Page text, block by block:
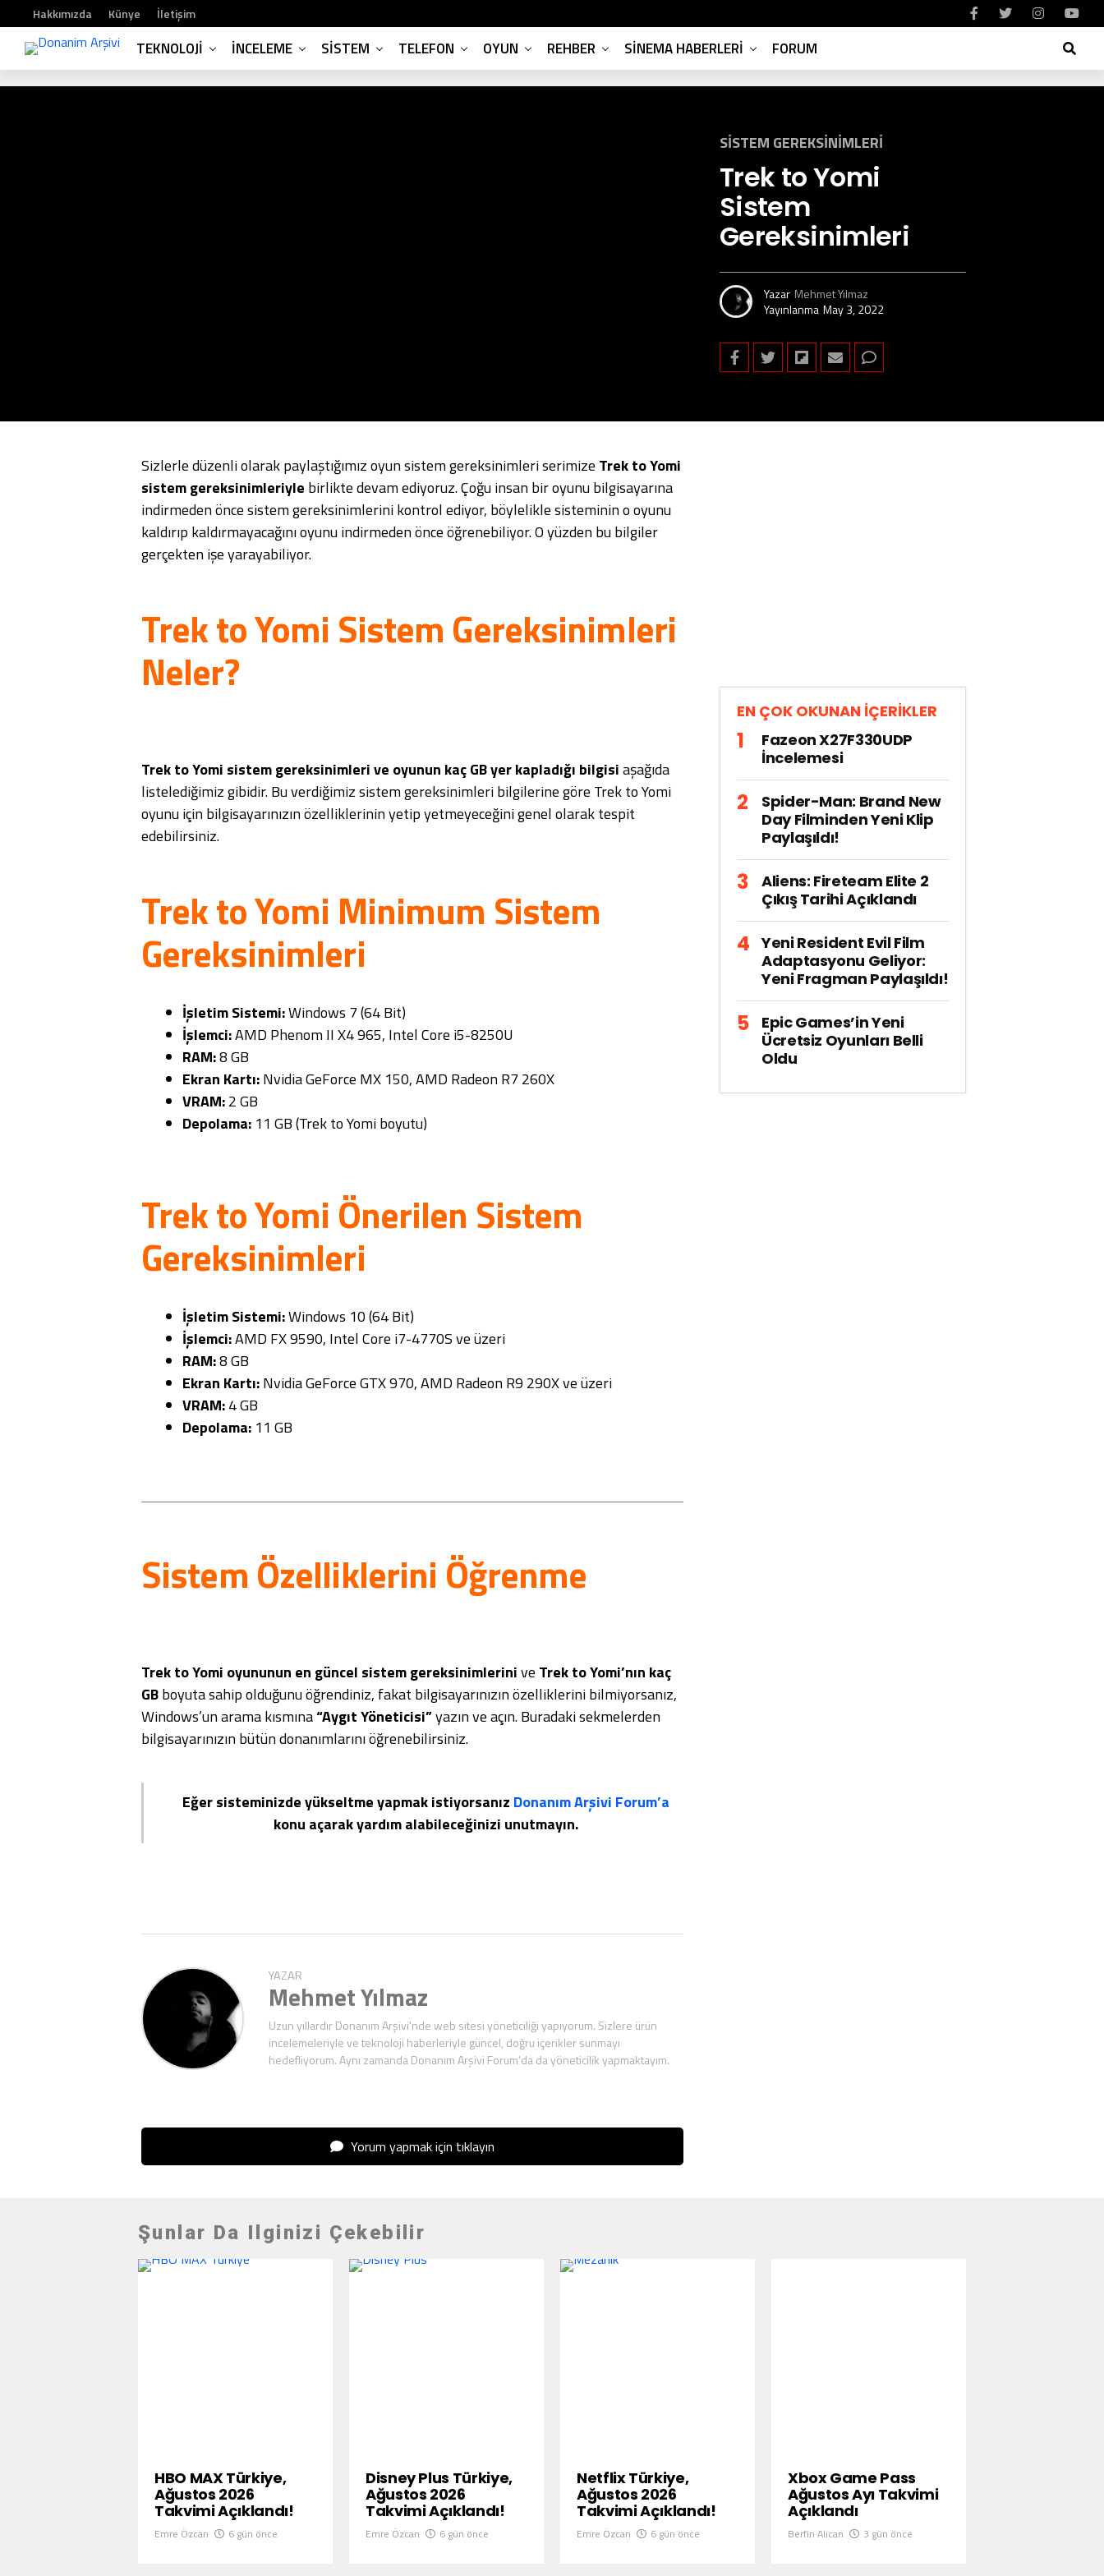
Hakkımızda Künye İletişim
TEKNOLOJI İNCELEME SISTEM TELEFON OYUN REHBER SINEMA HABERLERI FORUM
SISTEM GEREKSINIMLERI
Trek to Yomi
Sistem
Gereksinimleri
Yazar Mehmet Yılmaz
Yayınlanma May 3, 2022
Sizlerle düzenli olarak paylaştığımız oyun sistem gereksinimleri serimize Trek to Yomi
sistem gereksinimleriyle birlikte devam ediyoruz. Çoğu insan bir oyunu bilgisayarına
indirmeden önce sistem gereksinimlerini kontrol ediyor, böylelikle sisteminin o oyunu
kaldırıp kaldırmayacağını oyunu indirmeden önce öğrenebiliyor. O yüzden bu bilgiler
gerçekten işe yarayabiliyor.
Trek to Yomi Sistem Gereksinimleri
Neler?
Trek to Yomi sistem gereksinimleri ve oyunun kaç GB yer kapladığı bilgisiaşağıda
listelediğimiz gibidir. Bu verdiğimiz sistem gereksinimleri bilgilerine göre Trek to Yomi
oyunu için bilgisayarınızın özelliklerinin yetip yetmeyeceğini genel olarak tespit
edebilirsiniz.
Trek to Yomi Minimum Sistem
Gereksinimleri
İşletim Sistemi:Windows 7 (64 Bit)
İşlemci:AMD Phenom II X4 965, Intel Core i5-8250U
RAM:8 GB
Ekran Kartı:Nvidia GeForce MX 150, AMD Radeon R7 260X
VRAM:2 GB
Depolama: 11 GB (Trek to Yomi boyutu)
Trek to Yomi Önerilen Sistem
Gereksinimleri
İşletim Sistemi:Windows 10 (64 Bit)
İşlemci:AMD FX 9590, Intel Core i7-4770S ve üzeri
RAM:8 GB
Ekran Kartı:Nvidia GeForce GTX 970, AMD Radeon R9 290X ve üzeri
VRAM:4 GB
Depolama: 11 GB
Sistem Özelliklerini Öğrenme
Trek to Yomi oyununun en güncel sistem gereksinimlerinive Trek to Yomi’nın kaç
GBboyuta sahip olduğunu öğrendiniz, fakat bilgisayarınızın özelliklerini bilmiyorsanız,
Windows’un arama kısmına“Aygıt Yöneticisi”yazın ve açın. Buradaki sekmelerden
bilgisayarınızın bütün donanımlarını öğrenebilirsiniz.
Eğer sisteminizde yükseltme yapmak istiyorsanız Donanım Arşivi Forum’a
konu açarak yardım alabileceğinizi unutmayın.
YAZAR
Mehmet Yılmaz
Uzun yıllardır Donanım Arşivi'nde web sitesi yöneticiliği yapıyorum. Sizlere ürün
incelemeleriyle ve teknoloji haberleriyle güncel, doğru içerikler sunmayı
hedefliyorum. Aynı zamanda Donanım Arşivi Forum'da da yöneticilik yapmaktayım.
Yorum yapmak için tıklayın
EN ÇOK OKUNAN İÇERİKLER
Fazeon X27F330UDP
İncelemesi
Spider-Man: Brand New
Day Filminden Yeni Klip
Paylaşıldı!
Aliens: Fireteam Elite 2
Çıkış Tarihi Açıklandı
Yeni Resident Evil Film
Adaptasyonu Geliyor:
Yeni Fragman Paylaşıldı!
Epic Games’in Yeni
Ücretsiz Oyunları Belli
Oldu
Şunlar Da Ilginizi Çekebilir
HBO MAX Türkiye,
Ağustos 2026
Takvimi Açıklandı!
Emre Özcan 6 gün önce
Disney Plus Türkiye,
Ağustos 2026
Takvimi Açıklandı!
Emre Özcan 6 gün önce
Netflix Türkiye,
Ağustos 2026
Takvimi Açıklandı!
Emre Özcan 6 gün önce
Xbox Game Pass
Ağustos Ayı Takvimi
Açıklandı
Berfin Alican 3 gün önce